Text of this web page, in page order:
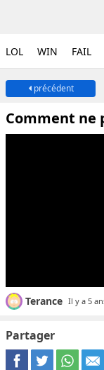
LOL WIN FAIL
précédent
Comment ne
Terance Il y a 5
Partager